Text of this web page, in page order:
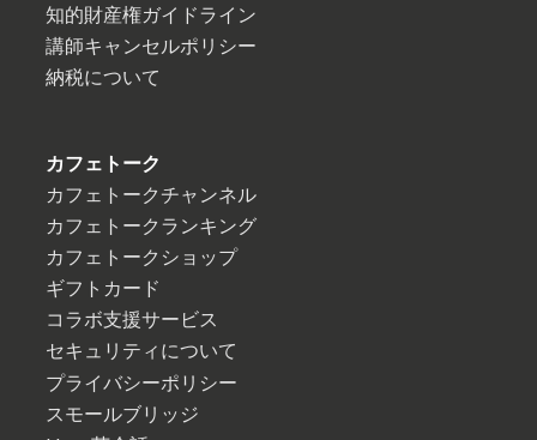
知的財産権ガイドライン
講師キャンセルポリシー
納税について
カフェトーク
カフェトークチャンネル
カフェトークランキング
カフェトークショップ
ギフトカード
コラボ支援サービス
セキュリティについて
プライバシーポリシー
スモールブリッジ